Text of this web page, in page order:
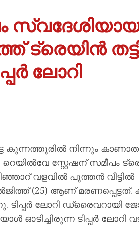
ലോറി
കുന്നത്തൂരിൽ നിന്നും
സ്റ്റേഷന് സമീപം
വളവിൽ പുത്തൻ വീട്ടിൽ
(25) ആണ് മരണപ്പെട്ടത്.
ടിപ്പർ ലോറി ഡ്രൈവറായി
ടിപ്പർ ലോറി